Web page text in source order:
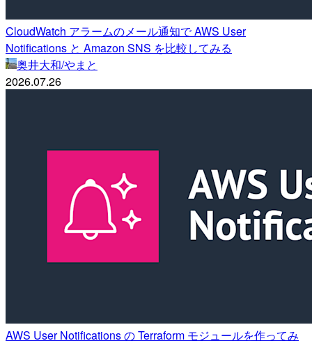
CloudWatch アラームのメール通知で AWS User
Notifications と Amazon SNS を比較してみる
奥井大和/やまと
2026.07.26
AWS User Notifications の Terraform モジュールを作ってみ